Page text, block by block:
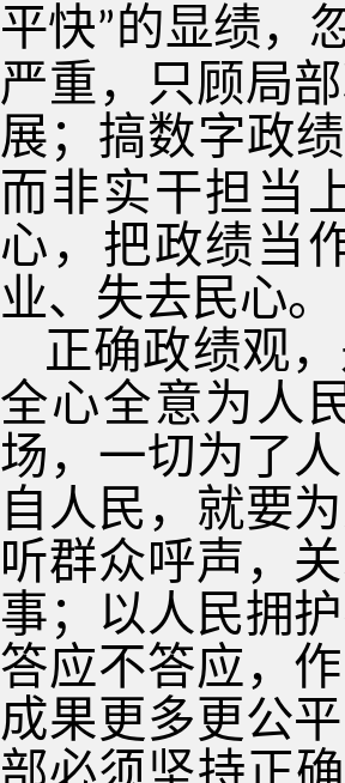
平快”的显绩，
严重，只顾局
展；搞数字政
而非实干担当
心，把政绩当
业、失去民心。
正确政绩观
全心全意为人
场，一切为了
自人民，就要
听群众呼声，
事；以人民拥
答应不答应，
成果更多更公